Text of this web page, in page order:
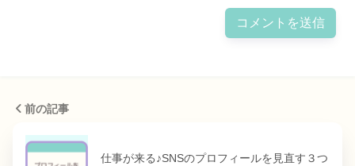
前の記事
仕事が来る♪SNSのプロフィールを見直す３つ